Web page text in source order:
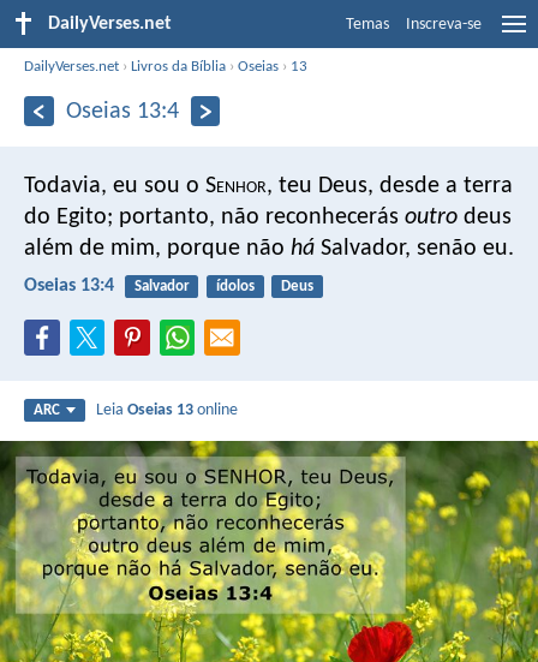
DailyVerses.net Temas Inscreva-se
DailyVerses.net ›Livros da Bíblia ›Oseias › 13
Oseias 13:4
Todavia, eu sou o Senhor, teu Deus, desde a terra
do Egito; portanto, não reconhecerás outro deus
além de mim, porque não há Salvador, senão eu.
Oseias 13:4 Salvador ídolos Deus
ARC LeiaOseias 13 online